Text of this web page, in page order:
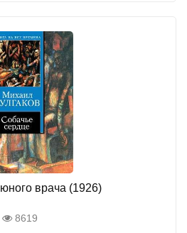
врача (1926)
8619